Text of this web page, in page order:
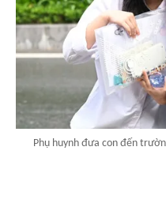
Phụ huynh đưa con đến